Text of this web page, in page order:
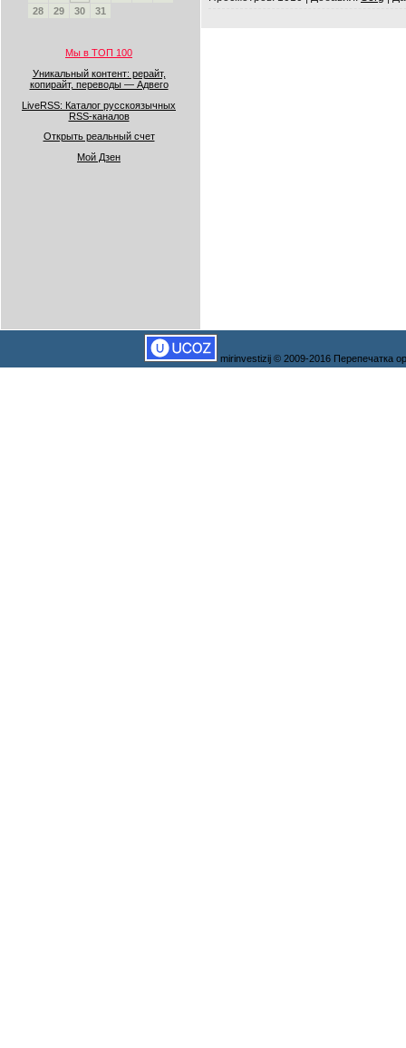
28
29 30 31
Мы в ТОП 100
Уникальный контент: рерайт,
копирайт, переводы — Адвего
LiveRSS: Каталог русскоязычных
RSS-каналов
Открыть реальный счет
Мой Дзен
mirinvestizij © 2009-2016 Перепечатка